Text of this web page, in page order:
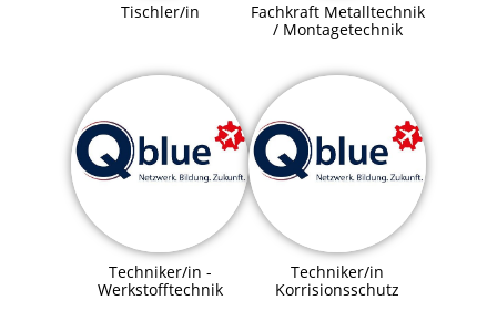
Tischler/in
Fachkraft Metalltechnik
/ Montagetechnik
Techniker/in -
Werkstofftechnik
Techniker/in
Korrisionsschutz